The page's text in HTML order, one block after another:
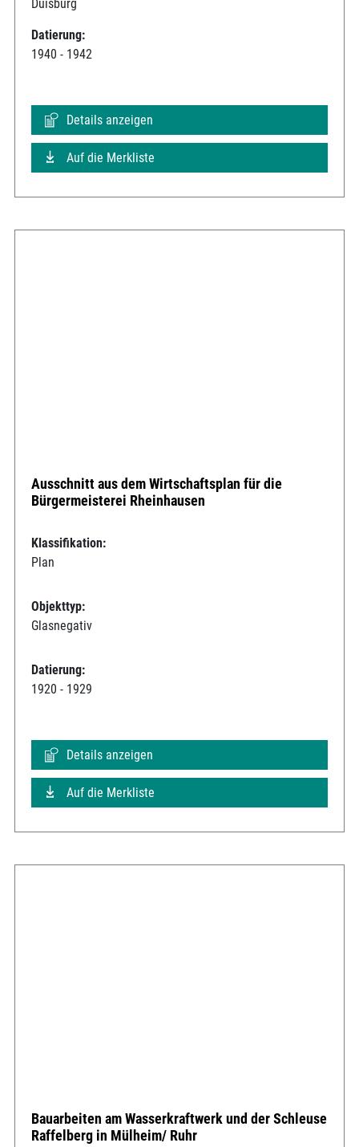
Duisburg
Datierung:
1940 - 1942
Details anzeigen
Auf die Merkliste
Ausschnitt aus dem Wirtschaftsplan für die
Bürgermeisterei Rheinhausen
Klassifikation:
Plan
Objekttyp:
Glasnegativ
Datierung:
1920 - 1929
Details anzeigen
Auf die Merkliste
Bauarbeiten am Wasserkraftwerk und der Schleuse
Raffelberg in Mülheim/ Ruhr